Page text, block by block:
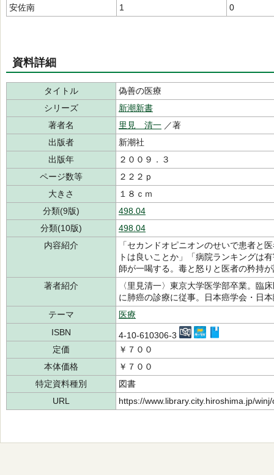
安佐南
1 0
資料詳細
タイトル
偽善の医療
シリーズ
新潮新書
著者名
里見 清一 ／著
出版者
新潮社
出版年
２００９．３
ページ数等
２２２ｐ
大きさ
１８ｃｍ
分類(9版)
498.04
分類(10版)
498.04
内容紹介
「セカンドオピニオンのせいで患者と
トは良いことか」「病院ランキングは
師が一喝する。毒と怒りと医者の矜持
著者紹介
〈里見清一〉東京大学医学部卒業。臨
に肺癌の診療に従事。日本癌学会・日
テーマ
医療
ISBN
4-10-610306-3
定価
￥７００
本体価格
￥７００
特定資料種別
図書
URL
https://www.library.city.hiroshima.jp/